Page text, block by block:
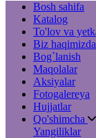
Bosh sahifa
Katalog
To'lov va
Biz haqimizda
Bog`lanish
Maqolalar
Aksiyalar
Fotogalereya
Hujjatlar
Qo'shimcha
Yangiliklar